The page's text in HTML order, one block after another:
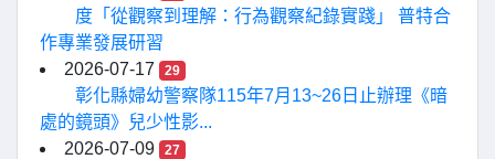
度「從觀察到理解：行為觀察紀錄實踐」 普特合
作專業發展研習
2026-07-17
29
彰化縣婦幼警察隊115年7月13~26日止辦理《暗
處的鏡頭》兒少性影...
2026-07-09
27